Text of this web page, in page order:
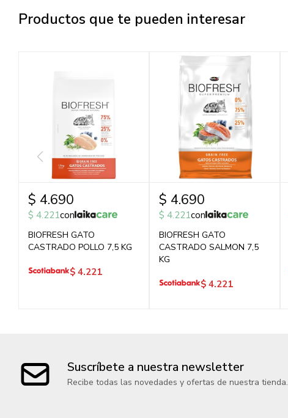
Productos que te pueden interesar
$ 4.690
$ 4.221con
BIOFRESH GATO
CASTRADO POLLO 7,5 KG
$ 4.221
$ 4.690
$ 4.221con
BIOFRESH GATO
CASTRADO SALMON 7,5
KG
$ 4.221
Suscríbete a nuestra newsletter
Recibe todas las novedades y ofertas de nuestra tienda.